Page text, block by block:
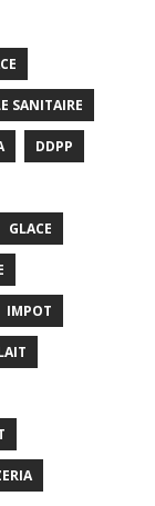
SANITAIRE
DDPP
GLACE
IMPOT